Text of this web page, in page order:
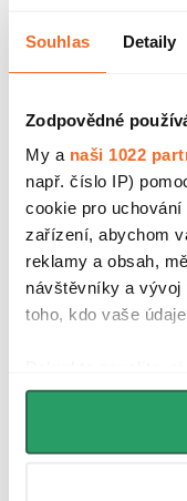
Souhlas Detaily
Zodpovědné
My a naši 1022
např. číslo IP)
cookie pro
zařízení, abychom
reklamy a obsah,
návštěvníky a vývoj
toho, kdo vaše
poloze, které
Identifikovali